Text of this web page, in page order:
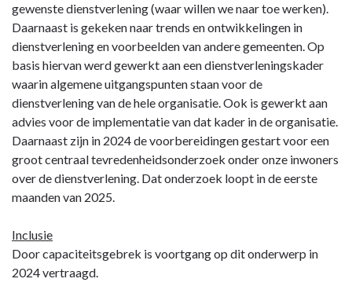
gewenste dienstverlening (waar willen we naar toe werken).
Daarnaast is gekeken naar trends en ontwikkelingen in
dienstverlening en voorbeelden van andere gemeenten. Op
basis hiervan werd gewerkt aan een dienstverleningskader
waarin algemene uitgangspunten staan voor de
dienstverlening van de hele organisatie. Ook is gewerkt aan
advies voor de implementatie van dat kader in de organisatie.
Daarnaast zijn in 2024 de voorbereidingen gestart voor een
groot centraal tevredenheidsonderzoek onder onze inwoners
over de dienstverlening. Dat onderzoek loopt in de eerste
maanden van 2025.
Inclusie
Door capaciteitsgebrek is voortgang op dit onderwerp in
2024 vertraagd.